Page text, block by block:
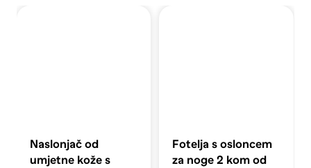
Naslonjač od
umjetne kože s
Fotelja s osloncem
za noge 2 kom od